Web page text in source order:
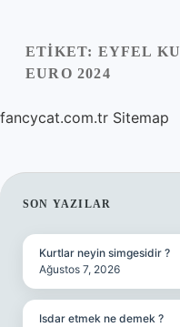
Yasal Uyarı
ETIKET: EYFEL
EURO 2024
fancycat.com.tr Sitemap
SIDEBAR
SON YAZILAR
Kurtlar neyin simgesidir ?
Ağustos 7, 2026
Isdar etmek ne demek ?